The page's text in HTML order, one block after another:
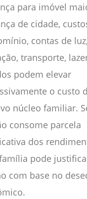
para imóvel
de cidade,
contas de
transporte,
podem elevar
o custo
núcleo familiar.
consome parcela
dos
pode
com base no